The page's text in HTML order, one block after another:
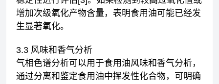
增加次级氧化产物含量，表明食用油可能已经发
生显著氧化。
3.3 风味和香气分析
气相色谱分析可以用于食用油风味和香气分析，
通过分离和鉴定食用油中挥发性化合物，可明确